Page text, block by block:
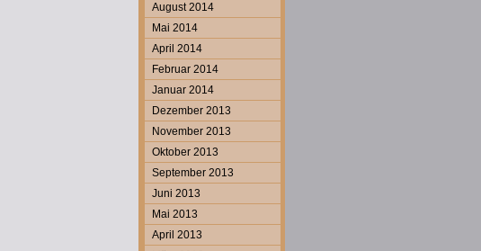
August 2014
Mai 2014
April 2014
Februar 2014
Januar 2014
Dezember 2013
November 2013
Oktober 2013
September 2013
Juni 2013
Mai 2013
April 2013